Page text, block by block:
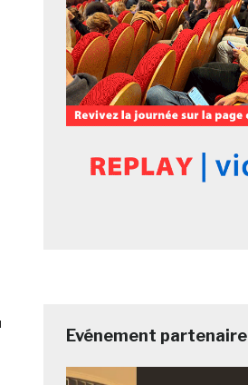
Evénement partenaire